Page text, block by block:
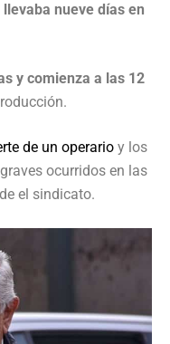
nueve días en
y comienza a las 12
de un operario y los
ocurridos en las
el sindicato.